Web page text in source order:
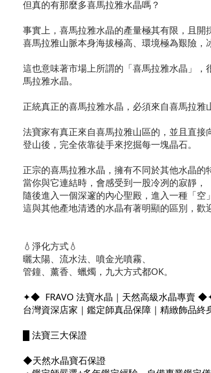
但真的有那麼多喜馬拉雅水晶嗎？
事實上，喜馬拉雅水晶的產量極其有限，且開
喜馬拉雅山脈本身海拔極高、環境極為艱險，
這也意味著市場上所謂的「喜馬拉雅水晶」
馬拉雅水晶。
正統真正的喜馬拉雅水晶，必須來自喜馬拉雅
法寶家有真正來自喜馬拉雅山區的，並且直
登山後，完全依靠徒手來挖掘每一塊晶石。
正宗的喜馬拉雅水晶，擁有不同於其他水晶的
當你與它連結時，會感受到一股冷冽的寂靜，
隨後進入一個深邃的內心聖殿，進入一種「空
這與其他產地清透的水晶有著明顯的區別，歡
💧淨化方式💧​
曬太陽、流水法、噴金光噴霧、
管鐘、薰香、蠟燭，九大方式都OK。
✦◆ FRAVO 法寶水晶｜天然高級水晶專賣
台灣資深店家｜鑑定師真品保障｜精緻飾品終
█ 法寶三大保證
◆天然水晶寶石保證